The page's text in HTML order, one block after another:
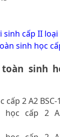
sinh cấp II
sinh học
toàn sinh
cấp 2 A2
cấp 2